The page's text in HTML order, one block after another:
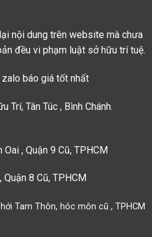
nội dung trên website mà chưa
đều vi phạm luật sở hữu trí tuệ.
báo giá tốt nhất
Trí, Tân Túc , Bình Chánh.
, Quận 9 Cũ, TPHCM
Quận 8 Cũ, TPHCM
Tam Thôn, hóc môn cũ , TPHCM